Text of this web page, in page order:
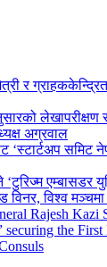
र
अग्रवाल
‘स्टार्टअप समिट
एम्बासडर
विश्व
Rajesh Kazi
securing the